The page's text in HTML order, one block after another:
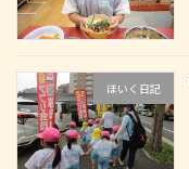
ほいく日記